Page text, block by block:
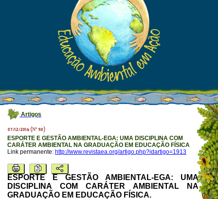
Artigos
07/12/2014 (Nº 50)
ESPORTE E GESTÃO AMBIENTAL-EGA: UMA DISCIPLINA COM
CARÁTER AMBIENTAL NA GRADUAÇÃO EM EDUCAÇÃO FÍSICA
Link permanente: http://www.revistaea.org/artigo.php?idartigo=1913
ESPORTE E GESTÃO AMBIENTAL-EGA: UMA
DISCIPLINA COM CARÁTER AMBIENTAL NA
GRADUAÇÃO EM EDUCAÇÃO FÍSICA.